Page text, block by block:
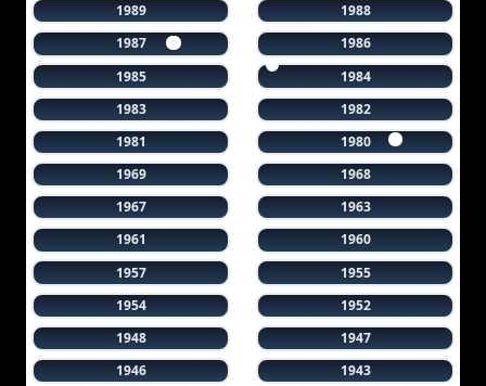
1989
1988
1987
1986
1985
1984
1983
1982
1981
1980
1969
1968
1967
1963
1961
1960
1957
1955
1954
1952
1948
1947
1946
1943